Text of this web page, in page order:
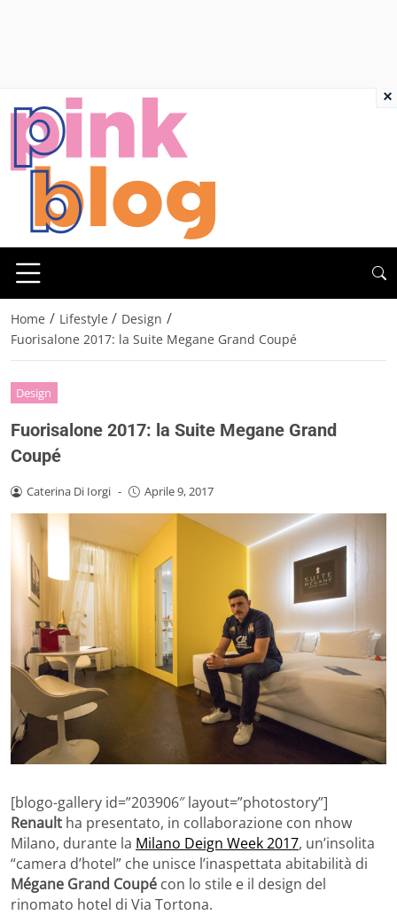
Home / Lifestyle / Design /
Fuorisalone 2017: la Suite Megane Grand Coupé
Design
Fuorisalone 2017: la Suite Megane Grand
Coupé
Caterina Di Iorgi - Aprile 9, 2017
[blogo-gallery id=”203906″ layout=”photostory”]
Renault ha presentato, in collaborazione con nhow
Milano, durante la Milano Deign Week 2017, un’insolita
“camera d’hotel” che unisce l’inaspettata abitabilità di
Mégane Grand Coupé con lo stile e il design del
rinomato hotel di Via Tortona.
×